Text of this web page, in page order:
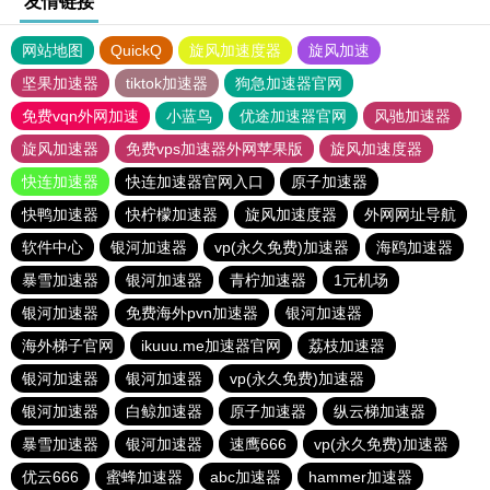
网站地图 QuickQ 旋风加速度器
旋风加速
坚果加速器
tiktok加速器
狗急加速器官网
免费vqn外网加速
小蓝鸟 优途加速器官网
风驰加速器
旋风加速器
免费vps加速器外网苹果版
旋风加速度器
快连加速器
快连加速器官网入口
原子加速器
快鸭加速器
快柠檬加速器 旋风加速度器
外网网址导航
软件中心
银河加速器 vp(永久免费)加速器
海鸥加速器
暴雪加速器
银河加速器 青柠加速器
1元机场
银河加速器
免费海外pvn加速器
银河加速器
海外梯子官网
ikuuu.me加速器官网
荔枝加速器
银河加速器
银河加速器
vp(永久免费)加速器
银河加速器
白鲸加速器 原子加速器
纵云梯加速器
暴雪加速器
银河加速器 速鹰666
vp(永久免费)加速器
优云666
蜜蜂加速器 abc加速器 hammer加速器